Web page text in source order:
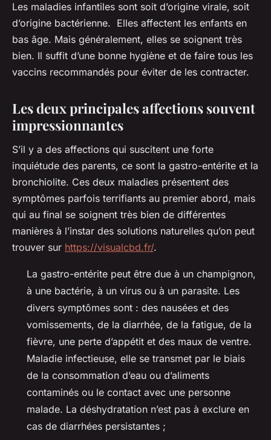
Les maladies infantiles sont soit d’origine virale, soit
d’origine bactérienne. Elles affectent les enfants en
bas âge. Mais généralement, elles se soignent très
bien. Il suffit d’une bonne hygiène et de faire tous les
vaccins recommandés pour éviter de les contracter.
Les deux principales affections souvent
impressionnantes
S’il y a des affections qui suscitent une forte
inquiétude des parents, ce sont la gastro-entérite et la
bronchiolite. Ces deux maladies présentent des
symptômes parfois terrifiants au premier abord, mais
qui au final se soignent très bien de différentes
manières à l’instar des solutions naturelles qu’on peut
trouver sur https://visualcbd.fr/.
La gastro-entérite peut être due à un champignon,
à une bactérie, à un virus ou à un parasite. Les
divers symptômes sont : des nausées et des
vomissements, de la diarrhée, de la fatigue, de la
fièvre, une perte d’appétit et des maux de ventre.
Maladie infectieuse, elle se transmet par le biais
de la consommation d’eau ou d’aliments
contaminés ou le contact avec une personne
malade. La déshydratation n’est pas à exclure en
cas de diarrhées persistantes ;